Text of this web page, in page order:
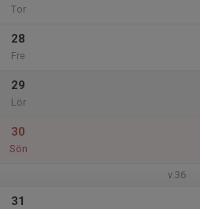
Tor
28
Fre
29
Lör
30
Sön
v.36
31